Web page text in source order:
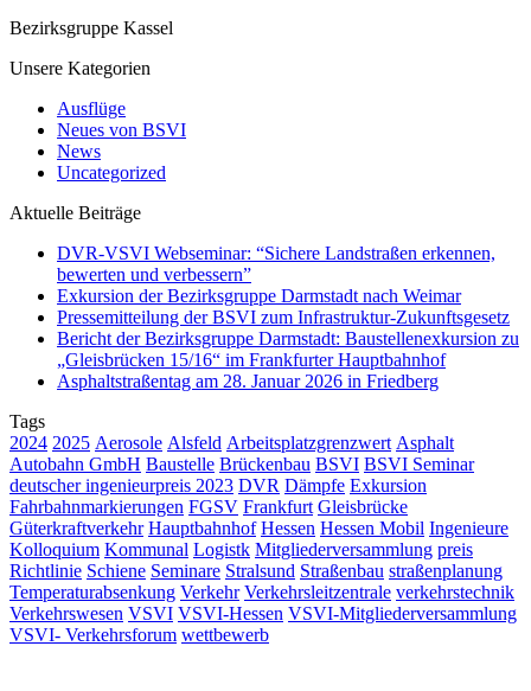
Bezirksgruppe Kassel
Unsere Kategorien
Ausflüge
Neues von BSVI
News
Uncategorized
Aktuelle Beiträge
DVR-VSVI Webseminar: “Sichere Landstraßen erkennen,
bewerten und verbessern”
Exkursion der Bezirksgruppe Darmstadt nach Weimar
Pressemitteilung der BSVI zum Infrastruktur-Zukunftsgesetz
Bericht der Bezirksgruppe Darmstadt: Baustellenexkursion zu
„Gleisbrücken 15/16“ im Frankfurter Hauptbahnhof
Asphaltstraßentag am 28. Januar 2026 in Friedberg
Tags
2024 2025 Aerosole Alsfeld Arbeitsplatzgrenzwert Asphalt
Autobahn GmbH Baustelle Brückenbau BSVI BSVI Seminar
deutscher ingenieurpreis 2023 DVR Dämpfe Exkursion
Fahrbahnmarkierungen FGSV Frankfurt Gleisbrücke
Güterkraftverkehr Hauptbahnhof Hessen Hessen Mobil Ingenieure
Kolloquium Kommunal Logistk Mitgliederversammlung preis
Richtlinie Schiene Seminare Stralsund Straßenbau straßenplanung
Temperaturabsenkung Verkehr Verkehrsleitzentrale verkehrstechnik
Verkehrswesen VSVI VSVI-Hessen VSVI-Mitgliederversammlung
VSVI- Verkehrsforum wettbewerb